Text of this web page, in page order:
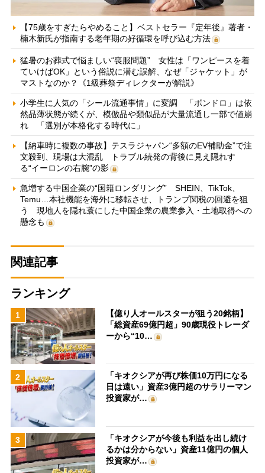
【75歳をすぎたらやめること】ベストセラー『定年後』著者・
楠木新氏が指南する老年期の好循環を呼び込む方法
猛暑のお葬式で悩ましい“喪服問題” 女性は「ワンピースを着
ていけばOK」という俗説に潜む誤解、なぜ「ジャケット」が
マストなのか？《1級葬祭ディレクターが解説》
小学生に人気の「シール流通事情」に変調 「ボンドロ」は依
然品薄状態が続くが、模倣品や類似品が大量流通し一部で値崩
れ 「選別が本格化する時代に」
【納車時に複数の事故】テスラジャパン“多額のEV補助金”で注
文殺到、現場は大混乱 トラブル続発の背後に見え隠れす
る“イーロンの右腕”の影
急増する中国企業の“国籍ロンダリング” SHEIN、TikTok、
Temu…本社機能を海外に移転させ、トランプ関税の回避を狙
う 現地人を隠れ蓑にした中国企業の農業参入・土地取得への
懸念も
関連記事
ランキング
1
【億り人オールスターが狙う20銘柄】
「総資産69億円超」90歳現役トレーダ
ーから“10…
2
「キオクシアが再び株価10万円になる
日は遠い」資産3億円超のサラリーマン
投資家が…
3
「キオクシアが今後も利益を出し続け
るかは分からない」資産11億円の個人
投資家が…